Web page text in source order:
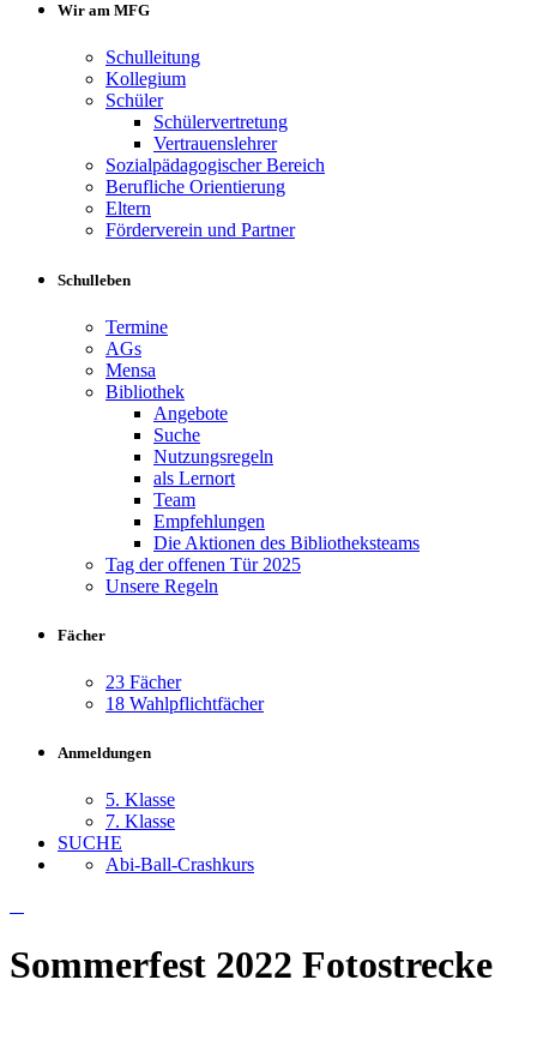
Wir am MFG
Schulleitung
Kollegium
Schüler
Schülervertretung
Vertrauenslehrer
Sozialpädagogischer Bereich
Berufliche Orientierung
Eltern
Förderverein und Partner
Schulleben
Termine
AGs
Mensa
Bibliothek
Angebote
Suche
Nutzungsregeln
als Lernort
Team
Empfehlungen
Die Aktionen des Bibliotheksteams
Tag der offenen Tür 2025
Unsere Regeln
Fächer
23 Fächer
18 Wahlpflichtfächer
Anmeldungen
5. Klasse
7. Klasse
SUCHE
Abi-Ball-Crashkurs
Sommerfest 2022 Fotostrecke